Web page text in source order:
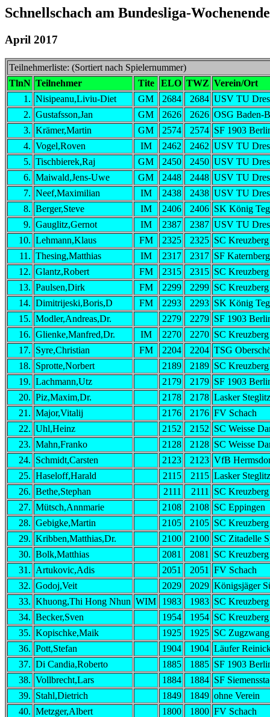
Schnellschach am Bundesliga-Wochenende
April 2017
Teilnehmerliste: (Sortiert nach Spielernummer)
TlnN Teilnehmer Tite ELO TWZ Verein/Ort
1. Nisipeanu,Liviu-Diet GM 2684 2684 USV TU
2. Gustafsson,Jan GM 2626 2626 OSG Baden-
3. Krämer,Martin GM 2574 2574 SF 1903
4. Vogel,Roven IM 2462 2462 USV TU
5. Tischbierek,Raj GM 2450 2450 USV TU
6. Maiwald,Jens-Uwe GM 2448 2448 USV TU
7. Neef,Maximilian IM 2438 2438 USV TU
8. Berger,Steve IM 2406 2406 SK König
9. Gauglitz,Gernot IM 2387 2387 USV TU
10. Lehmann,Klaus FM 2325 2325 SC Kreuzberg
11. Thesing,Matthias IM 2317 2317 SF Katernberg
12. Glantz,Robert FM 2315 2315 SC Kreuzberg
13. Paulsen,Dirk FM 2299 2299 SC Kreuzberg
14. Dimitrijeski,Boris,D FM 2293 2293 SK König
15. Modler,Andreas,Dr. 2279 2279 SF 1903
16. Glienke,Manfred,Dr. IM 2270 2270 SC Kreuzberg
17. Syre,Christian FM 2204 2204 TSG
18. Sprotte,Norbert 2189 2189 SC Kreuzberg
19. Lachmann,Utz 2179 2179 SF 1903
20. Piz,Maxim,Dr. 2178 2178 Lasker
21. Major,Vitalij 2176 2176 FV Schach
22. Uhl,Heinz 2152 2152 SC Weisse
23. Mahn,Franko 2128 2128 SC Weisse
24. Schmidt,Carsten 2123 2123 VfB
25. Haseloff,Harald 2115 2115 Lasker
26. Bethe,Stephan 2111 2111
SC Kreuzberg
27. Mütsch,Annmarie 2108 2108 SC Eppingen
28. Gebigke,Martin 2105 2105 SC Kreuzberg
29. Kribben,Matthias,Dr. 2100 2100 SC Zitadelle
30. Bolk,Matthias 2081 2081
SC Kreuzberg
31. Artukovic,Adis 2051 2051
FV Schach
32. Godoj,Veit 2029 2029 Königsjäger
33. Khuong,Thi Hong Nhun WIM 1983 1983 SC Kreuzberg
34. Becker,Sven 1954 1954 SC Kreuzberg
35. Kopischke,Maik 1925 1925 SC
36. Pott,Stefan 1904 1904 Läufer
37. Di Candia,Roberto 1885 1885 SF 1903
38. Vollbrecht,Lars 1884 1884 SF
39. Stahl,Dietrich 1849 1849 ohne Verein
40. Metzger,Albert 1800 1800 FV Schach